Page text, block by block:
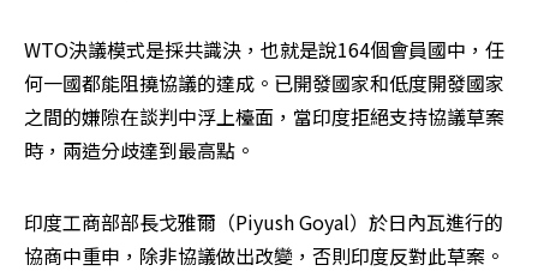
WTO決議模式是採共識決，也就是說164個會員國中，任
何一國都能阻撓協議的達成。已開發國家和低度開發國家
之間的嫌隙在談判中浮上檯面，當印度拒絕支持協議草案
時，兩造分歧達到最高點。
印度工商部部長戈雅爾（Piyush Goyal）於日內瓦進行的
協商中重申，除非協議做出改變，否則印度反對此草案。